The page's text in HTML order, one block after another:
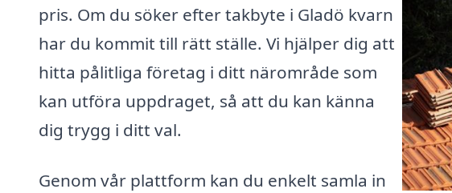
pris. Om du söker efter takbyte i Gladö kvarn
har du kommit till rätt ställe. Vi hjälper dig att
hitta pålitliga företag i ditt närområde som
kan utföra uppdraget, så att du kan känna
dig trygg i ditt val.
Genom vår plattform kan du enkelt samla in